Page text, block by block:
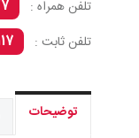
تلفن همراه :
تلفن ثابت :
توضیحات